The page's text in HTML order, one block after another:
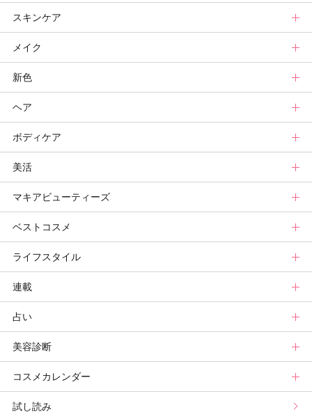
スキンケア
スキンケアトップ
ニュース
スキンケアまとめ
スキンケア診断
メイク
メイクトップ
ニュース
メイクまとめ
ベースメイクカタログ
メイク診断
新色
新色トップ
クリスマスコフレ
秋新色
新色コスメスウォッチ
ビューティ速報
ヘア
ヘアトップ
ニュース
ヘアカタログ
ヘアまとめ
ヘア診断
ボディケア
ボディケアトップ
ニュース
ボディケアまとめ
ボディケア診断
美活
美活トップ
美活グランプリ
ヘルスケア・ダイエット
マキアビューティーズ
マキアビューティーズトップ
TOPビューティーズ一覧
ビューティーズ一覧
記事ランキング
メンバーランキング
ベストコスメ
ベストコスメトップ
ベストコスメ
読者ベスコス
プチプラコスメグランプリ
ブライトニング・UVグランプリ
プリュスベスコス
ライフスタイル
ライフスタイルトップ
ニュース
ライフスタイルまとめ
ライフスタイル診断
連載
連載トップ
マキアエディターズのオッス！推しコス
小林ひろ美のキレイはかけ算
小田ユイコのマニアックビューティREPORT
占い
占いトップ
Keikoの月星座占い
三島キアリーの12星座別 恋愛運&美容運
美容診断
美容診断トップ
パーソナルカラー診断
コスメカレンダー
コスメカレンダートップ
試し読み